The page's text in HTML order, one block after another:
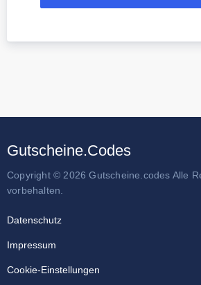
Gutscheine.Codes
Copyright © 2026 Gutscheine.codes Alle
vorbehalten.
Datenschutz
Impressum
Cookie-Einstellungen